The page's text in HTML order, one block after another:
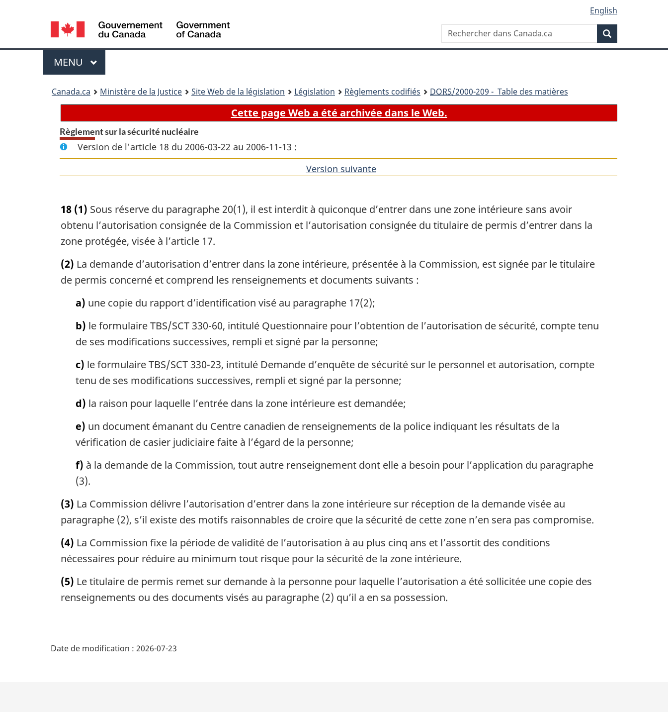
principal
À
site
version
Language
selection
English
Rechercher
dans
Canada.ca
Menu
MENU PRINCIPAL
Canada.ca Ministère de la Justice Site Web de la législation Législation Règlements codifiés DORS/2000-209 - Table des matières
Cette page Web a été archivée dans le Web.
Règlement sur la sécurité nucléaire
Version de l'article 18 du 2006-03-22 au 2006-11-13 :
Version suivantede
18 (1) Sous réserve du paragraphe 20(1), il est interdit à quiconque d’entrer dans une zone intérieure sans avoir
obtenu l’autorisation consignée de la Commission et l’autorisation consignée du titulaire de permis d’entrer dans la
zone protégée, visée à l’article 17.
(2) La demande d’autorisation d’entrer dans la zone intérieure, présentée à la Commission, est signée par le titulaire
de permis concerné et comprend les renseignements et documents suivants :
a) une copie du rapport d’identification visé au paragraphe 17(2);
b) le formulaire TBS/SCT 330-60, intitulé Questionnaire pour l’obtention de l’autorisation de sécurité, compte tenu
de ses modifications successives, rempli et signé par la personne;
c) le formulaire TBS/SCT 330-23, intitulé Demande d’enquête de sécurité sur le personnel et autorisation, compte
tenu de ses modifications successives, rempli et signé par la personne;
d) la raison pour laquelle l’entrée dans la zone intérieure est demandée;
e) un document émanant du Centre canadien de renseignements de la police indiquant les résultats de la
vérification de casier judiciaire faite à l’égard de la personne;
f) à la demande de la Commission, tout autre renseignement dont elle a besoin pour l’application du paragraphe
(3).
(3) La Commission délivre l’autorisation d’entrer dans la zone intérieure sur réception de la demande visée au
paragraphe (2), s’il existe des motifs raisonnables de croire que la sécurité de cette zone n’en sera pas compromise.
(4) La Commission fixe la période de validité de l’autorisation à au plus cinq ans et l’assortit des conditions
nécessaires pour réduire au minimum tout risque pour la sécurité de la zone intérieure.
(5) Le titulaire de permis remet sur demande à la personne pour laquelle l’autorisation a été sollicitée une copie des
renseignements ou des documents visés au paragraphe (2) qu’il a en sa possession.
Date de modification : 2026-07-23